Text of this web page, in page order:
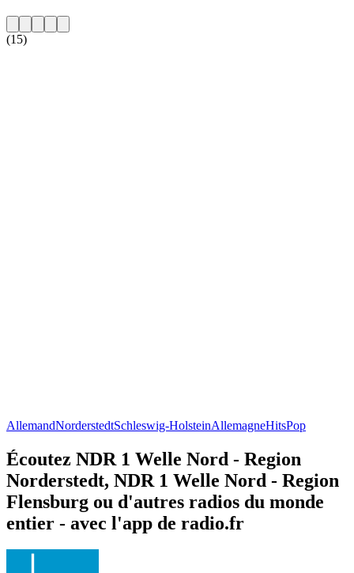
(15)
AllemandNorderstedtSchleswig-HolsteinAllemagneHitsPop
Écoutez NDR 1 Welle Nord - Region
Norderstedt, NDR 1 Welle Nord - Region
Flensburg ou d'autres radios du monde
entier - avec l'app de radio.fr